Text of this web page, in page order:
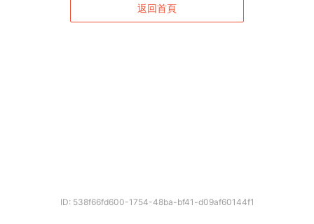
返回首頁
ID: 538f66fd600-1754-48ba-bf41-d09af60144f1